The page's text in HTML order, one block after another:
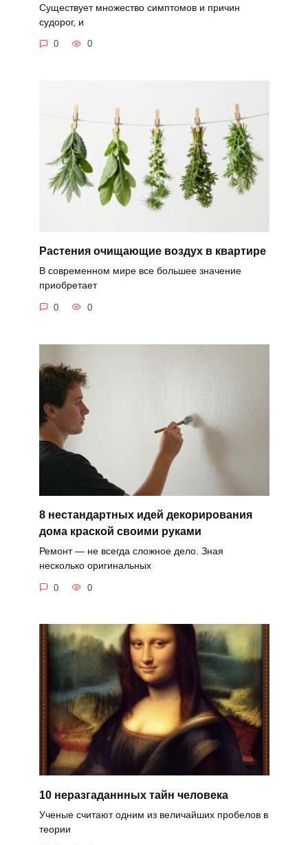
Существует множество симптомов и причин
судорог, и
0 0
Растения очищающие воздух в квартире
В современном мире все большее значение
приобретает
0 0
8 нестандартных идей декорирования
дома краской своими руками
Ремонт — не всегда сложное дело. Зная
несколько оригинальных
0 0
10 неразгаданнных тайн человека
Ученые считают одним из величайших пробелов в
теории